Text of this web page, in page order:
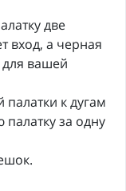
две
вход, а черная
для вашей
к дугам
за одну